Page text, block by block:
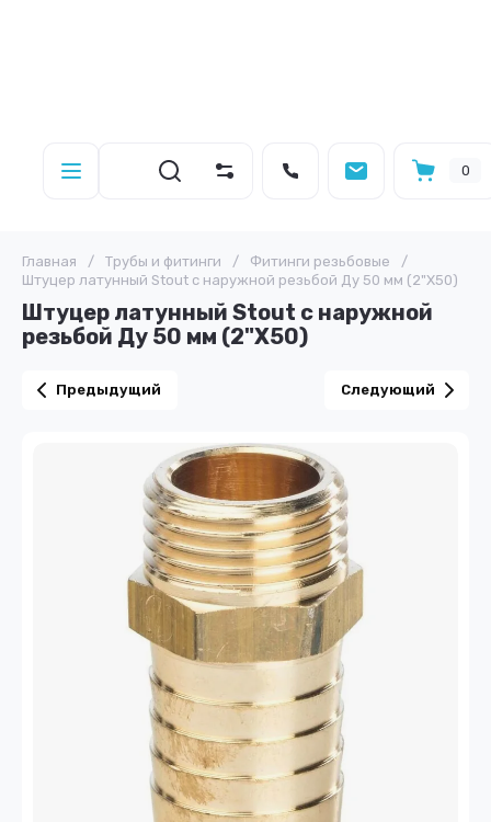
0
Главная / Трубы и фитинги / Фитинги резьбовые
/
Штуцер латунный Stout с наружной резьбой Ду 50 мм (2"X50)
Штуцер латунный Stout с наружной
резьбой Ду 50 мм (2"X50)
Предыдущий Следующий